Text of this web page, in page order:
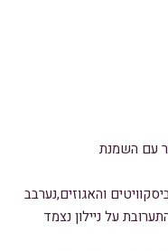
עם השמנת
והאגוזים,נערבב
על ניילון נצמד